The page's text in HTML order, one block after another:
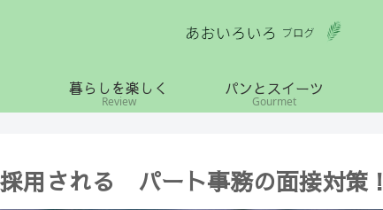
暮らしを楽しく
Review
パンとスイーツ
Gourmet
用される パート事務の面接対策！